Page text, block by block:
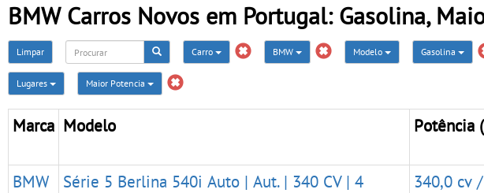
BMW Carros Novos em Portugal: Gasolina,
Limpar Carro BMW Modelo Gasolina
Lugares Maior Potencia
Marca Modelo Potência
BMW
Série 5 Berlina 540i Auto | Aut. | 340 CV | 4
340,0 cv /